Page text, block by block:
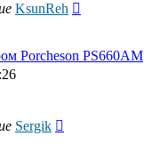
KsunReh
Porcheson PS660AM
Sergik